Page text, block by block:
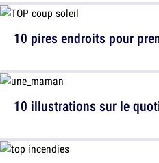
10 illustrations sur le
10 pires endroits pour